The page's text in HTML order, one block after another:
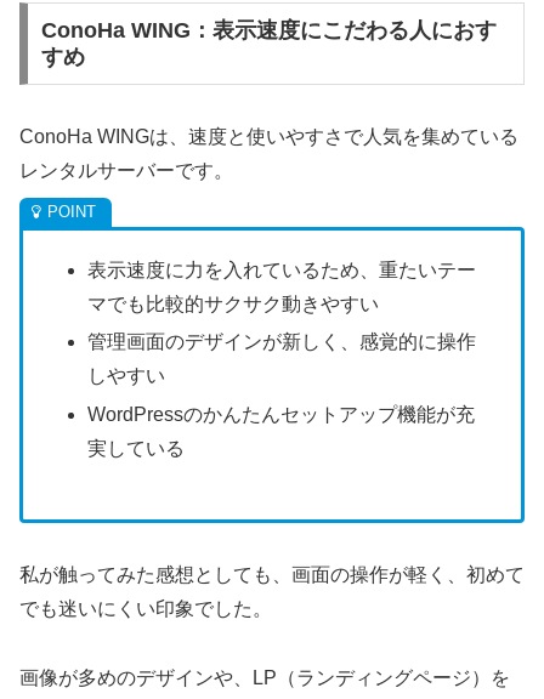
ConoHa WING：表示速度にこだわる人におす
すめ
ConoHa WINGは、速度と使いやすさで人気を集めている
レンタルサーバーです。
表示速度に力を入れているため、重たいテー
マでも比較的サクサク動きやすい
管理画面のデザインが新しく、感覚的に操作
しやすい
WordPressのかんたんセットアップ機能が充
実している
私が触ってみた感想としても、画面の操作が軽く、初めて
でも迷いにくい印象でした。
画像が多めのデザインや、LP（ランディングページ）を